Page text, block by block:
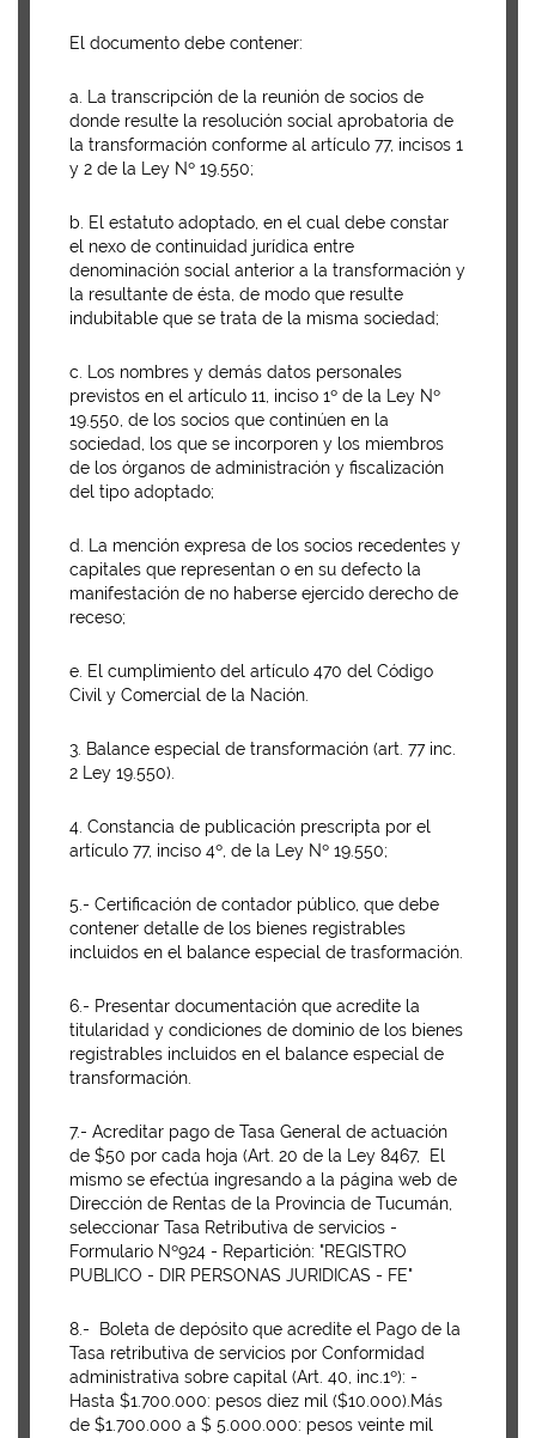
El documento debe contener:
a. La transcripción de la reunión de socios de
donde resulte la resolución social aprobatoria de
la transformación conforme al artículo 77, incisos 1
y 2 de la Ley Nº 19.550;
b. El estatuto adoptado, en el cual debe constar
el nexo de continuidad jurídica entre
denominación social anterior a la transformación y
la resultante de ésta, de modo que resulte
indubitable que se trata de la misma sociedad;
c. Los nombres y demás datos personales
previstos en el artículo 11, inciso 1º de la Ley Nº
19.550, de los socios que continúen en la
sociedad, los que se incorporen y los miembros
de los órganos de administración y fiscalización
del tipo adoptado;
d. La mención expresa de los socios recedentes y
capitales que representan o en su defecto la
manifestación de no haberse ejercido derecho de
receso;
e. El cumplimiento del artículo 470 del Código
Civil y Comercial de la Nación.
3. Balance especial de transformación (art. 77 inc.
2 Ley 19.550).
4. Constancia de publicación prescripta por el
artículo 77, inciso 4º, de la Ley Nº 19.550;
5.- Certificación de contador público, que debe
contener detalle de los bienes registrables
incluidos en el balance especial de trasformación.
6.- Presentar documentación que acredite la
titularidad y condiciones de dominio de los bienes
registrables incluidos en el balance especial de
transformación.
7.- Acreditar pago de Tasa General de actuación
de $50 por cada hoja (Art. 20 de la Ley 8467, El
mismo se efectúa ingresando a la página web de
Dirección de Rentas de la Provincia de Tucumán,
seleccionar Tasa Retributiva de servicios -
Formulario Nº924 - Repartición: "REGISTRO
PUBLICO - DIR PERSONAS JURIDICAS - FE"
8.- Boleta de depósito que acredite el Pago de la
Tasa retributiva de servicios por Conformidad
administrativa sobre capital (Art. 40, inc.1º): -
Hasta $1.700.000: pesos diez mil ($10.000).Más
de $1.700.000 a $ 5.000.000: pesos veinte mil